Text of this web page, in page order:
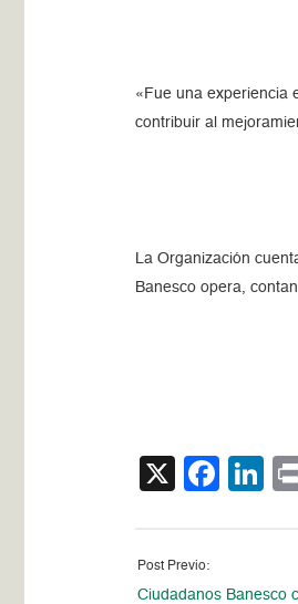
«Fue una experiencia
contribuir al
La Organización
Banesco opera,
X
Post Previo:
Ciudadanos Banesco